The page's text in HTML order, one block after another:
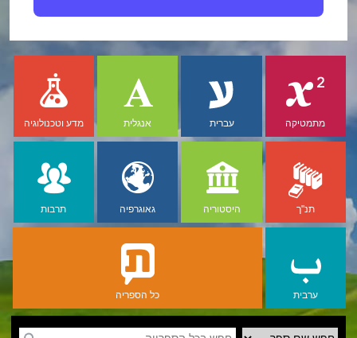
מתמטיקה עברית אנגלית מדע וטכנולוגיה
תנ"ך היסטוריה גאוגרפיה תרבות
ערבית כל הספריה